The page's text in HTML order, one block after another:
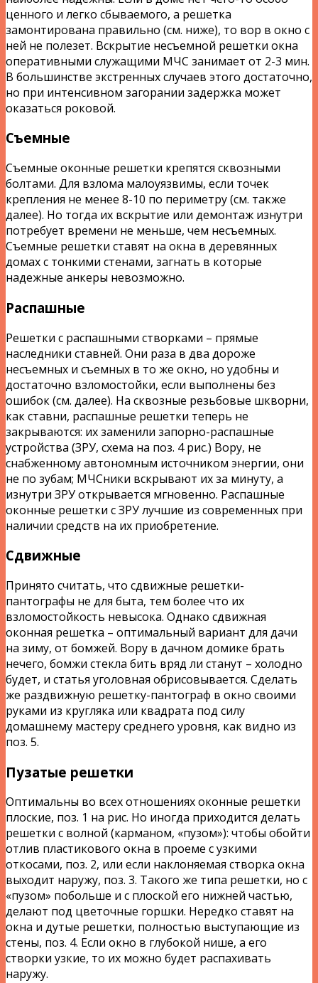
ценного и легко сбываемого, а решетка
замонтирована правильно (см. ниже), то вор в окно с
ней не полезет. Вскрытие несъемной решетки окна
оперативными служащими МЧС занимает от 2-3 мин.
В большинстве экстренных случаев этого достаточно,
но при интенсивном загорании задержка может
оказаться роковой.
Съемные
Съемные оконные решетки крепятся сквозными
болтами. Для взлома малоуязвимы, если точек
крепления не менее 8-10 по периметру (см. также
далее). Но тогда их вскрытие или демонтаж изнутри
потребует времени не меньше, чем несъемных.
Съемные решетки ставят на окна в деревянных
домах с тонкими стенами, загнать в которые
надежные анкеры невозможно.
Распашные
Решетки с распашными створками – прямые
наследники ставней. Они раза в два дороже
несъемных и съемных в то же окно, но удобны и
достаточно взломостойки, если выполнены без
ошибок (см. далее). На сквозные резьбовые шкворни,
как ставни, распашные решетки теперь не
закрываются: их заменили запорно-распашные
устройства (ЗРУ, схема на поз. 4 рис.) Вору, не
снабженному автономным источником энергии, они
не по зубам; МЧСники вскрывают их за минуту, а
изнутри ЗРУ открывается мгновенно. Распашные
оконные решетки с ЗРУ лучшие из современных при
наличии средств на их приобретение.
Сдвижные
Принято считать, что сдвижные решетки-
пантографы не для быта, тем более что их
взломостойкость невысока. Однако сдвижная
оконная решетка – оптимальный вариант для дачи
на зиму, от бомжей. Вору в дачном домике брать
нечего, бомжи стекла бить вряд ли станут – холодно
будет, и статья уголовная обрисовывается. Сделать
же раздвижную решетку-пантограф в окно своими
руками из кругляка или квадрата под силу
домашнему мастеру среднего уровня, как видно из
поз. 5.
Пузатые решетки
Оптимальны во всех отношениях оконные решетки
плоские, поз. 1 на рис. Но иногда приходится делать
решетки с волной (карманом, «пузом»): чтобы обойти
отлив пластикового окна в проеме с узкими
откосами, поз. 2, или если наклоняемая створка окна
выходит наружу, поз. 3. Такого же типа решетки, но с
«пузом» побольше и с плоской его нижней частью,
делают под цветочные горшки. Нередко ставят на
окна и дутые решетки, полностью выступающие из
стены, поз. 4. Если окно в глубокой нише, а его
створки узкие, то их можно будет распахивать
наружу.